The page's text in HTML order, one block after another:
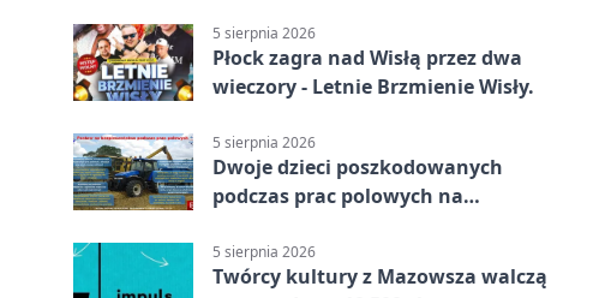
5 sierpnia 2026
Płock zagra nad Wisłą przez dwa
wieczory - Letnie Brzmienie Wisły.
5 sierpnia 2026
Dwoje dzieci poszkodowanych
podczas prac polowych na
5 sierpnia 2026
Twórcy kultury z Mazowsza walczą